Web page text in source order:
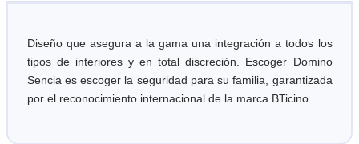
Diseño que asegura a la gama una integración a todos los
tipos de interiores y en total discreción. Escoger Domino
Sencia es escoger la seguridad para su familia, garantizada
por el reconocimiento internacional de la marca BTicino.